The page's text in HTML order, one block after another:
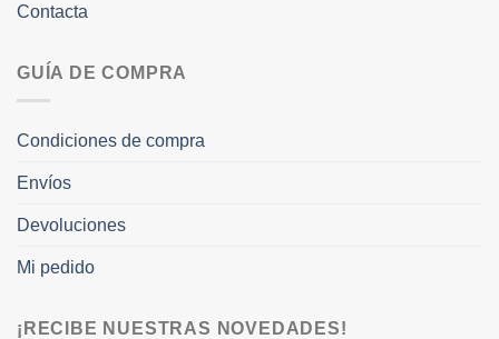
Contacta
GUÍA DE COMPRA
Condiciones de compra
Envíos
Devoluciones
Mi pedido
¡RECIBE NUESTRAS NOVEDADES!